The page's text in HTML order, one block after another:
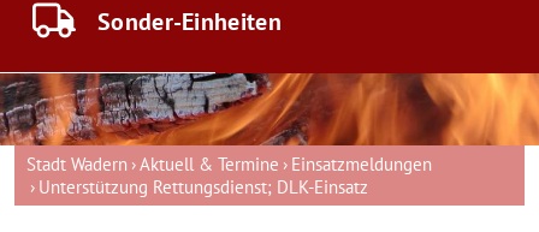
Sonder-Einheiten
Stadt Wadern Aktuell & Termine
Einsatzmeldungen
Unterstützung Rettungsdienst; DLK-Einsatz